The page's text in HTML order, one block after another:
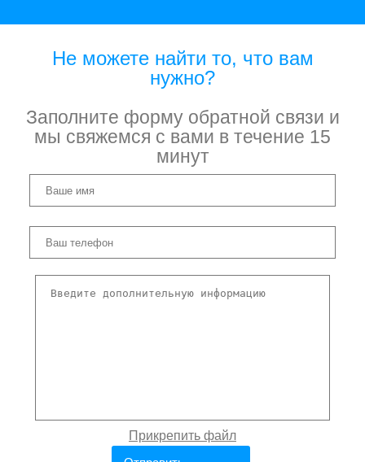
Не можете найти то, что вам
нужно?
Заполните форму обратной связи и
мы свяжемся с вами в течение 15
минут